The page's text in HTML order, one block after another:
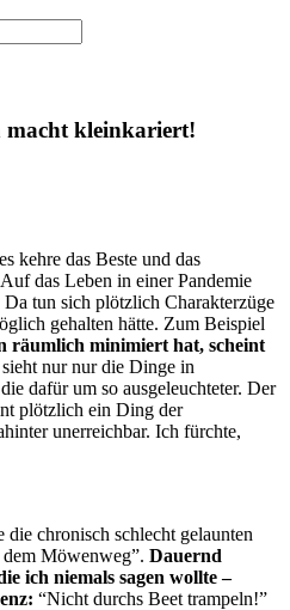
macht kleinkariert!
kehre das Beste und das
das Leben in einer Pandemie
tun sich plötzlich Charakterzüge
gehalten hätte. Zum Beispiel
räumlich minimiert hat, scheint
nur nur die Dinge in
dafür um so ausgeleuchteter. Der
plötzlich ein Ding der
unerreichbar. Ich fürchte,
chronisch schlecht gelaunten
Möwenweg”. Dauernd
ich niemals sagen wollte –
“Nicht durchs Beet trampeln!”